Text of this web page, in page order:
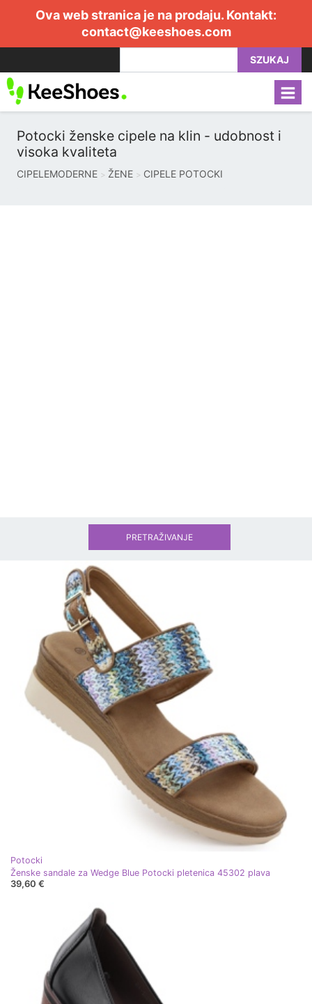
Ova web stranica je na prodaju. Kontakt:
contact@keeshoes.com
SZUKAJ
Potocki ženske cipele na klin - udobnost i
visoka kvaliteta
CIPELEMODERNE ŽENE CIPELE POTOCKI
Potocki
Ženske sandale za Wedge Blue Potocki pletenica 45302 plava
39,60 €
PRETRAŽIVANJE